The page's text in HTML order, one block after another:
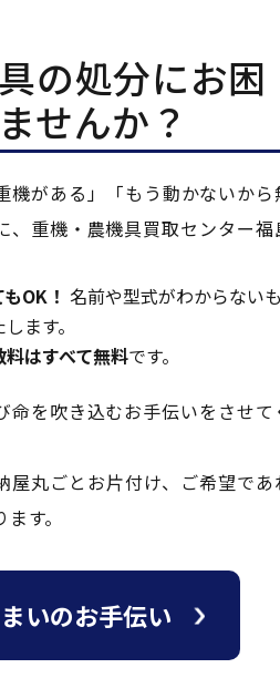
の処分にお困
せんか？
機がある」「もう動かないから
、重機・農機具買取センター福
OK！ 名前や型式がわからない
ます。
はすべて無料です。
命を吹き込むお手伝いをさせて
屋丸ごとお片付け、ご希望であ
す。
いのお手伝い